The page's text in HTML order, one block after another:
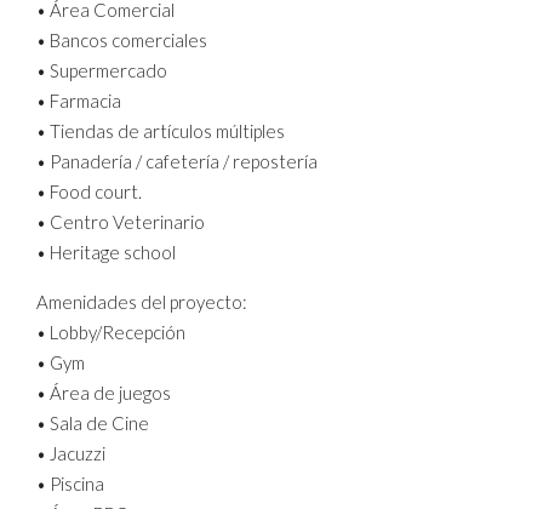
• Área Comercial
• Bancos comerciales
• Supermercado
• Farmacia
• Tiendas de artículos múltiples
• Panadería / cafetería / repostería
• Food court.
• Centro Veterinario
• Heritage school
Amenidades del proyecto:
• Lobby/Recepción
• Gym
• Área de juegos
• Sala de Cine
• Jacuzzi
• Piscina